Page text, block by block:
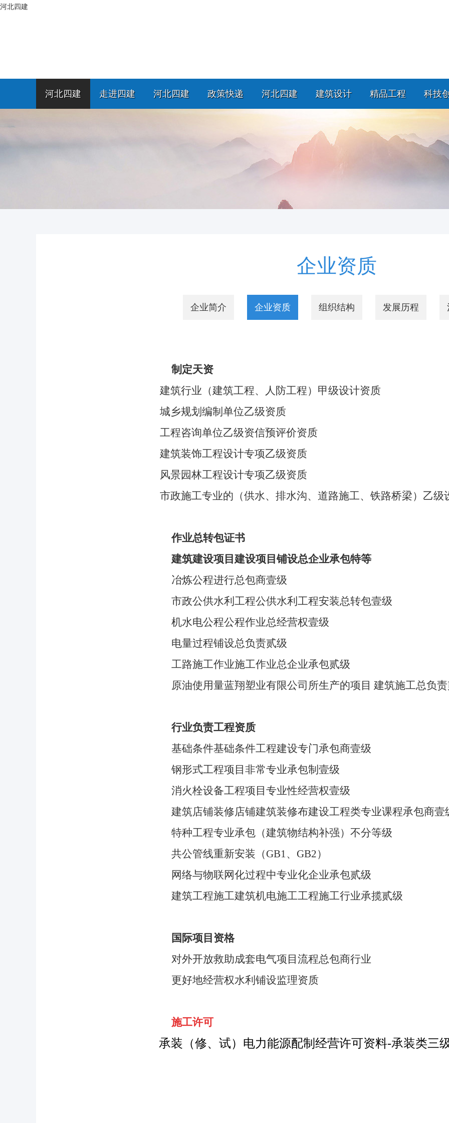
河北四建
河北四建 走进四建 河北四建 政策快递 河北四建 建筑设计 精品工程 科技
企业资质
企业简介 企业资质 组织结构 发展历程
制定天资
建筑行业（建筑工程、人防工程）甲级设计资质
城乡规划编制单位乙级资质
工程咨询单位乙级资信预评价资质
建筑装饰工程设计专项乙级资质
风景园林工程设计专项乙级资质
市政施工专业的（供水、排水沟、道路施工、铁路桥梁）乙级
作业总转包证书
建筑建设项目建设项目铺设总企业承包特等
冶炼公程进行总包商壹级
市政公供水利工程公供水利工程安装总转包壹级
机水电公程公程作业总经营权壹级
电量过程铺设总负责贰级
工路施工作业施工作业总企业承包贰级
原油使用量蓝翔塑业有限公司所生产的项目 建筑施工总负
行业负责工程资质
基础条件基础条件工程建设专门承包商壹级
钢形式工程项目非常专业承包制壹级
消火栓设备工程项目专业性经营权壹级
建筑店铺装修店铺建筑装修布建设工程类专业课程承包商壹
特种工程专业承包（建筑物结构补强）不分等级
共公管线重新安装（GB1、GB2）
网络与物联网化过程中专业化企业承包贰级
建筑工程施工建筑机电施工工程施工行业承揽贰级
国际项目资格
对外开放救助成套电气项目流程总包商行业
更好地经营权水利铺设监理资质
施工许可
承装（修、试）电力能源配制经营许可资料-承装类三